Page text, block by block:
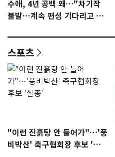
수애, 4년 공백 왜…"차기작
불발…계속 편성 기다리고 있
스포츠
"이런 진흙탕 안 들어가"…'풍
비박산' 축구협회장 후보 '실